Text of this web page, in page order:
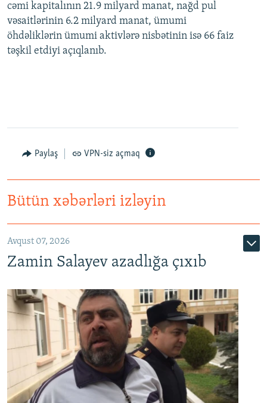
cəmi kapitalının 21.9 milyard manat, nağd pul
vəsaitlərinin 6.2 milyard manat, ümumi
öhdəliklərin ümumi aktivlərə nisbətinin isə 66 faiz
təşkil etdiyi açıqlanıb.
Paylaş VPN-siz açmaq
Bütün xəbərləri izləyin
Avqust 07, 2026
Zamin Salayev azadlığa çıxıb